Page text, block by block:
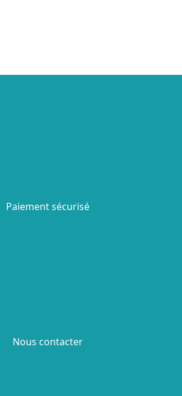
Paiement sécurisé
Nous contacter